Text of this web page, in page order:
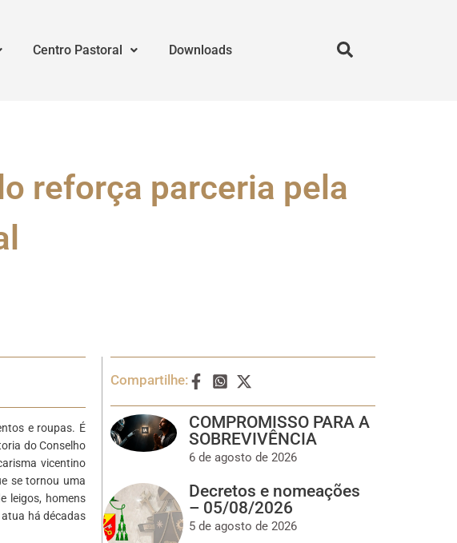
Centro Pastoral Downloads
reforça parceria pela
e roupas. É
do Conselho
vicentino
se tornou uma
leigos, homens
há décadas
Compartilhe:
COMPROMISSO PARA A
SOBREVIVÊNCIA
6 de agosto de 2026
Decretos e nomeações
– 05/08/2026
5 de agosto de 2026